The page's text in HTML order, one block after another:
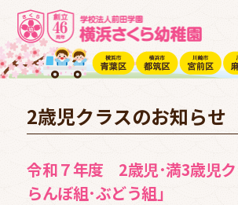
2歳児クラスのお知らせ
令和７年度 2歳児･満3歳児ク
らんぼ組･ぶどう組」